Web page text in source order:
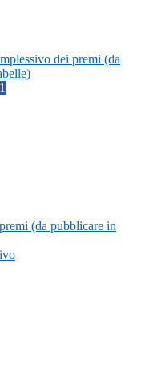
dei premi (da
1
(da pubblicare in